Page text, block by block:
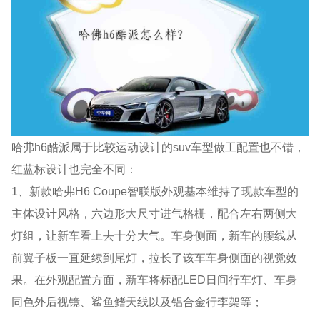
哈弗h6酷派属于比较运动设计的suv车型做工配置也不错，
红蓝标设计也完全不同：
1、新款哈弗H6 Coupe智联版外观基本维持了现款车型的
主体设计风格，六边形大尺寸进气格栅，配合左右两侧大
灯组，让新车看上去十分大气。车身侧面，新车的腰线从
前翼子板一直延续到尾灯，拉长了该车车身侧面的视觉效
果。在外观配置方面，新车将标配LED日间行车灯、车身
同色外后视镜、鲨鱼鳍天线以及铝合金行李架等；